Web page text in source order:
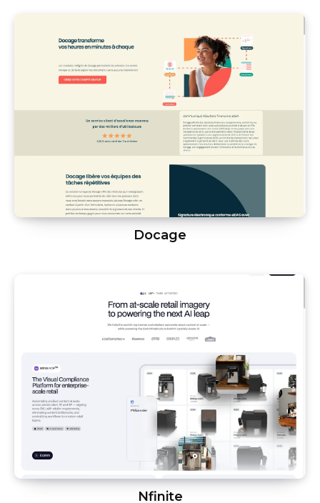
Docage
Nfinite